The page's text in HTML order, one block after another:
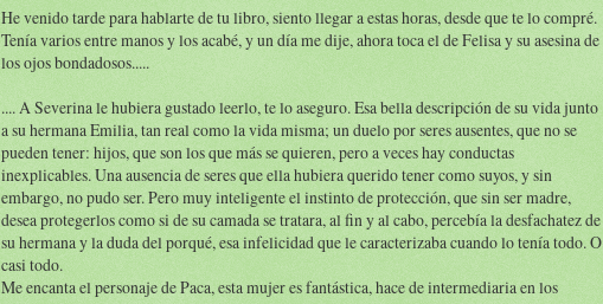
He venido tarde para hablarte de tu libro, siento llegar a estas horas, desde que te lo compré.
Tenía varios entre manos y los acabé, y un día me dije, ahora toca el de Felisa y su asesina de
los ojos bondadosos.....
.... A Severina le hubiera gustado leerlo, te lo aseguro. Esa bella descripción de su vida junto
a su hermana Emilia, tan real como la vida misma; un duelo por seres ausentes, que no se
pueden tener: hijos, que son los que más se quieren, pero a veces hay conductas
inexplicables. Una ausencia de seres que ella hubiera querido tener como suyos, y sin
embargo, no pudo ser. Pero muy inteligente el instinto de protección, que sin ser madre,
desea protegerlos como si de su camada se tratara, al fin y al cabo, percebía la desfachatez de
su hermana y la duda del porqué, esa infelicidad que le caracterizaba cuando lo tenía todo. O
casi todo.
Me encanta el personaje de Paca, esta mujer es fantástica, hace de intermediaria en los